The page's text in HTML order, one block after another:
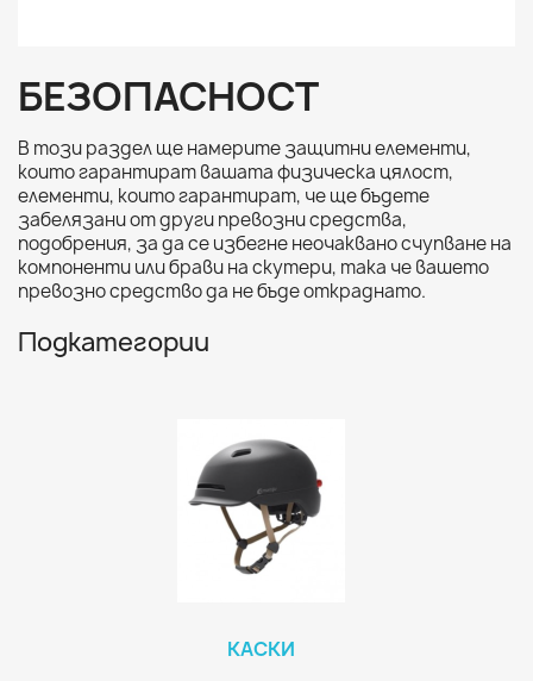
БЕЗОПАСНОСТ
В този раздел ще намерите защитни елементи,
които гарантират вашата физическа цялост,
елементи, които гарантират, че ще бъдете
забелязани от други превозни средства,
подобрения, за да се избегне неочаквано счупване на
компоненти или брави на скутери, така че вашето
превозно средство да не бъде откраднато.
Подкатегории
КАСКИ